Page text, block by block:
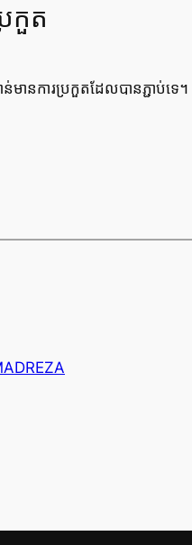
កួត
នការប្រកួតដែលបានភ្ជាប់ទេ។